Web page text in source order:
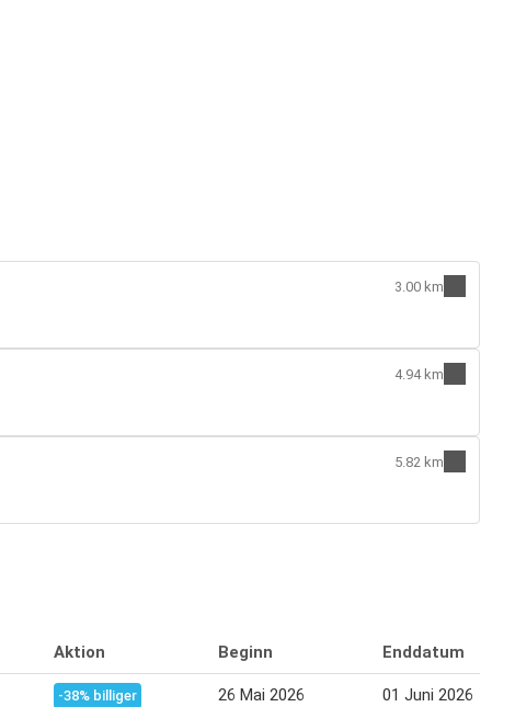
3.00 km
4.94 km
5.82 km
Aktion Beginn Enddatum
-38% billiger 26 Mai 2026 01 Juni 2026